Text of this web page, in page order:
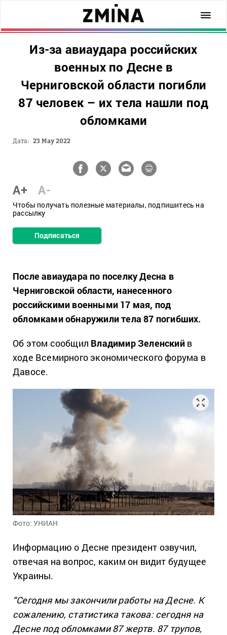
Из-за авиаудара российских
военных по Десне в
Черниговской области погибли
87 человек – их тела нашли под
обломками
Дата: 23 May 2022
A+ A-
Чтобы получать полезные материалы, подпишитесь на
рассылку
Подписаться
После авиаудара по поселку Десна в
Черниговской области, нанесенного
российскими военными 17 мая, под
обломками обнаружили тела 87 погибших.
Об этом сообщил Владимир Зеленскийв
ходе Всемирного экономического форума в
Давосе.
Фото: УНИАН
Информацию о Десне президент озвучил,
отвечая на вопрос, каким он видит будущее
Украины.
“Сегодня мы закончили работы на Десне. К
сожалению, статистика такова: сегодня на
Десне под обломками 87 жертв. 87 трупов,